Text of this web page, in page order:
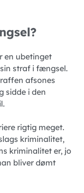
en ubetinget
straf i fængsel.
afsones
sidde i den
rigtig meget.
kriminalitet,
kriminalitet er, jo
bliver dømt